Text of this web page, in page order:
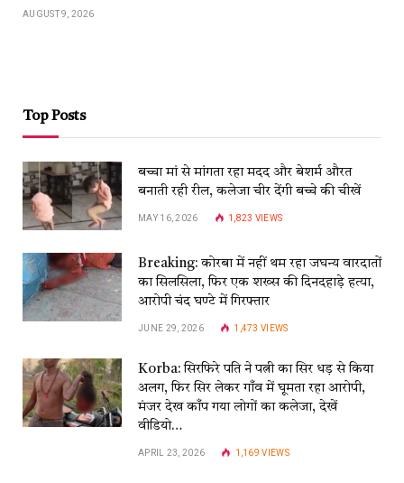
AUGUST 9, 2026
Top Posts
बच्चा मां से मांगता रहा मदद और बेशर्म औरत
बनाती रही रील, कलेजा चीर देंगी बच्चे की चीखें
MAY 16, 2026 1,823 VIEWS
Breaking: कोरबा में नहीं थम रहा जघन्य वारदातों
का सिलसिला, फिर एक शख्स की दिनदहाड़े हत्या,
आरोपी चंद घण्टे में गिरफ्तार
JUNE 29, 2026 1,473VIEWS
Korba: सिरफिरे पति ने पत्नी का सिर धड़ से किया
अलग, फिर सिर लेकर गाँव में घूमता रहा आरोपी,
मंजर देख काँप गया लोगों का कलेजा, देखें
वीडियो…
APRIL 23, 2026 1,169VIEWS